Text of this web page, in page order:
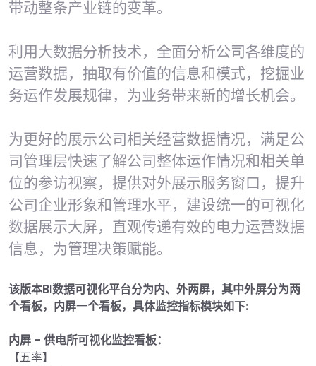
带动整条产业链的变革。
利用大数据分析技术，全面分析公司各维度的
运营数据，抽取有价值的信息和模式，挖掘业
务运作发展规律，为业务带来新的增长机会。
为更好的展示公司相关经营数据情况，满足公
司管理层快速了解公司整体运作情况和相关单
位的参访视察，提供对外展示服务窗口，提升
公司企业形象和管理水平，建设统一的可视化
数据展示大屏，直观传递有效的电力运营数据
该版本BI数据可视化平台分为内、外两屏，其中外屏分为两
个看板，内屏一个看板，具体监控指标模块如下:
内屏 – 供电所可视化监控看板：
【五率】